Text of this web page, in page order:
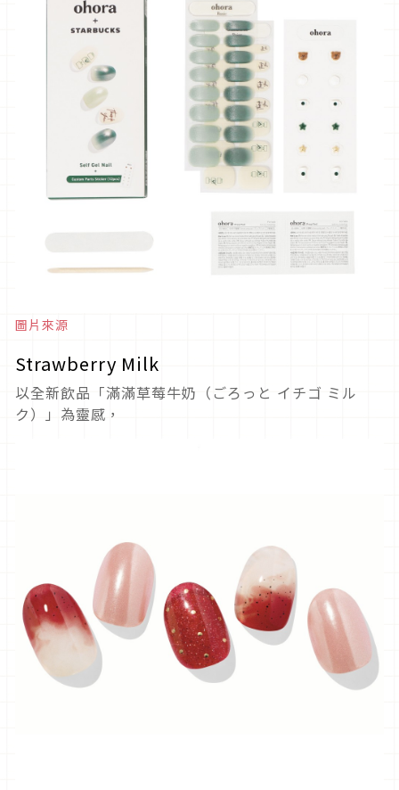
圖片來源
Strawberry Milk
以全新飲品「滿滿草莓牛奶（ごろっと イチゴ ミル
ク）」為靈感，